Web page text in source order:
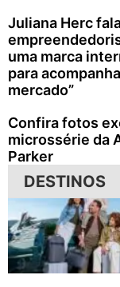
Juliana Herc
uma marca
para
mercado”
Confira fotos
microssérie da
Parker
DESTINOS